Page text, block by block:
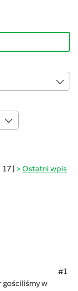
17 | Ostatni wpis
#1
gościliśmy w